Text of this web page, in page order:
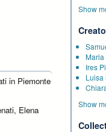
in Piemonte
Elena
Show
Maria
Ires
Luisa
Show